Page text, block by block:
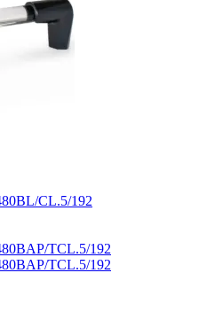
CL.5/192
TCL.5/192
TCL.5/192